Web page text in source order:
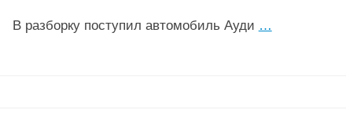
В разборку поступил автомобиль Ауди …